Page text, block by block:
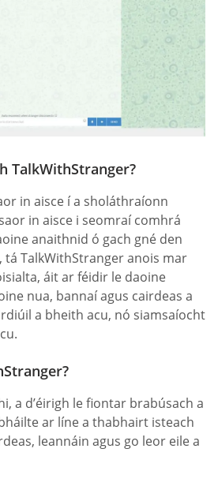
TalkWithStranger?
in aisce í a sholáthraíonn
in aisce i seomraí comhrá
anaithnid ó gach gné den
tá TalkWithStranger anois mar
áit ar féidir le daoine
nua, bannaí agus cairdeas a
a bheith acu, nó siamsaíocht
a d’éirigh le fiontar brabúsach a
ar líne a thabhairt isteach
leannáin agus go leor eile a